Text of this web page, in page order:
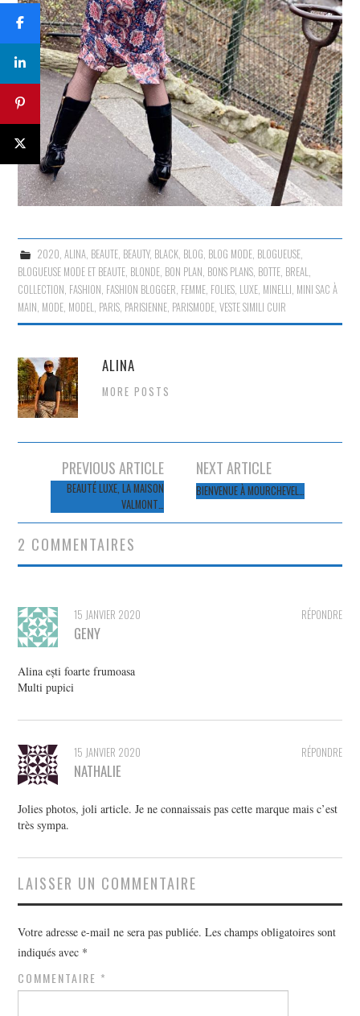
2020 ALINA, BEAUTE, BEAUTY, BLACK, BLOG BLOG MODE, BLOGUEUSE,
BLOGUEUSE MODE ET BEAUTE BLONDE BON PLAN BONS PLANS BOTTE BREAL
COLLECTION FASHION FASHION BLOGGER FEMME FOLIES LUXE MINELLI MINI SAC À
MAIN MODE MODEL PARIS PARISIENNE PARISMODE ,VESTE SIMILI CUIR
ALINA
MORE POSTS
Navigation
articles
PREVIOUS ARTICLE
BEAUTÉ LUXE, LA MAISON
VALMONT…
NEXT ARTICLE
BIENVENUE À MOURCHEVEL…
2 COMMENTAIRES
RÉPONDRE
15 JANVIER 2020
GENY
Alina ești foarte frumoasa
Multi pupici
RÉPONDRE
15 JANVIER 2020
NATHALIE
Jolies photos, joli article. Je ne connaissais pas cette marque mais c’est
très sympa.
LAISSER UN COMMENTAIRE
Votre adresse e-mail ne sera pas publiée. Les champs obligatoires sont
indiqués avec *
COMMENTAIRE *